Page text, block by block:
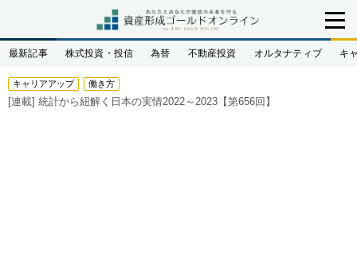
最新記事 株式投資・投信 為替 不動産投資 オルタナティブ キ
キャリアアップ 働き方
[連載] 統計から紐解く日本の実情2022～2023【第656回】